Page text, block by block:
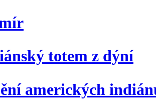
totem z dýní
amerických